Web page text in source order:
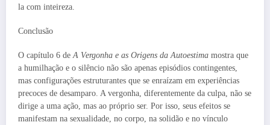
la com inteireza.
Conclusão
O capítulo 6 deA Vergonha e as Origens da Autoestima mostra que
a humilhação e o silêncio não são apenas episódios contingentes,
mas configurações estruturantes que se enraízam em experiências
precoces de desamparo. A vergonha, diferentemente da culpa, não se
dirige a uma ação, mas ao próprio ser. Por isso, seus efeitos se
manifestam na sexualidade, no corpo, na solidão e no vínculo